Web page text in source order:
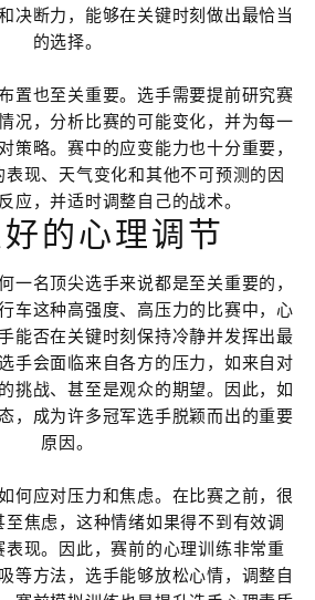
决断力，能够在关键时刻做出最恰当
的选择。
置也至关重要。选手需要提前研究赛
况，分析比赛的可能变化，并为每一
策略。赛中的应变能力也十分重要，
现、天气变化和其他不可预测的因
应，并适时调整自己的战术。
的心理调节
一名顶尖选手来说都是至关重要的，
车这种高强度、高压力的比赛中，心
能否在关键时刻保持冷静并发挥出最
手会面临来自各方的压力，如来自对
挑战、甚至是观众的期望。因此，如
，成为许多冠军选手脱颖而出的重要
原因。
何应对压力和焦虑。在比赛之前，很
焦虑，这种情绪如果得不到有效调
现。因此，赛前的心理训练非常重
等方法，选手能够放松心情，调整自